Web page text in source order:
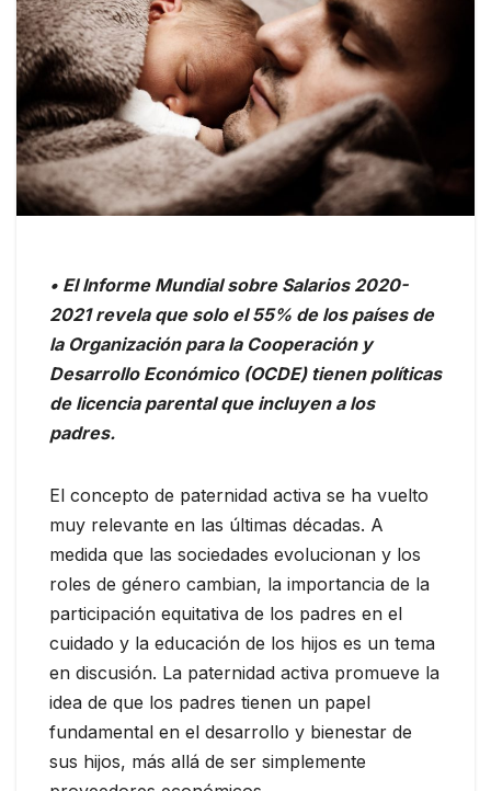
• El Informe Mundial sobre Salarios 2020-
2021 revela que solo el 55% de los países de
la Organización para la Cooperación y
Desarrollo Económico (OCDE) tienen políticas
de licencia parental que incluyen a los
padres.
El concepto de paternidad activa se ha vuelto
muy relevante en las últimas décadas. A
medida que las sociedades evolucionan y los
roles de género cambian, la importancia de la
participación equitativa de los padres en el
cuidado y la educación de los hijos es un tema
en discusión. La paternidad activa promueve la
idea de que los padres tienen un papel
fundamental en el desarrollo y bienestar de
sus hijos, más allá de ser simplemente